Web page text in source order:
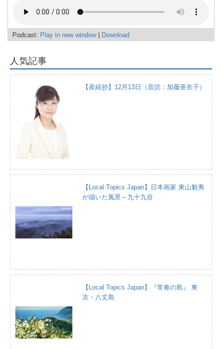
Podcast: Play in new window| Download
人気記事
【産経抄】12月13日（音読：加藤亜衣子）
【Local Topics Japan】日本画家 東山魁夷
が描いた風景～九十九谷
【Local Topics Japan】『常春の島』 東
京・八丈島